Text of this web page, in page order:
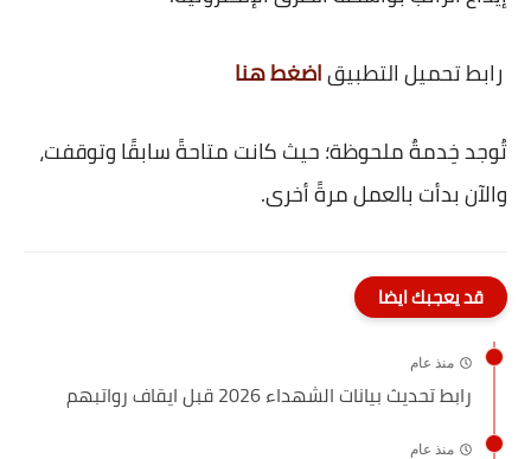
رابط تحميل التطبيقاضغط هنا
تُوجد خِدمةٌ ملحوظة؛ حيث كانت متاحةً سابقًا وتوقفت،
والآن بدأت بالعمل مرةً أخرى.
قد يعجبك ايضا
منذ عام
رابط تحديث بيانات الشهداء 2026 قبل ايقاف رواتبهم
منذ عام